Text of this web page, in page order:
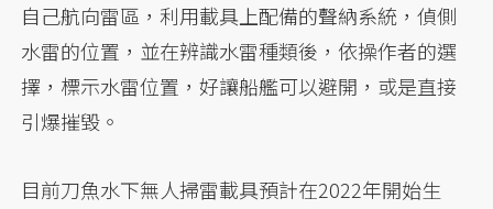
自己航向雷區，利用載具上配備的聲納系統，偵側
水雷的位置，並在辨識水雷種類後，依操作者的選
擇，標示水雷位置，好讓船艦可以避開，或是直接
引爆摧毀。
目前刀魚水下無人掃雷載具預計在2022年開始生